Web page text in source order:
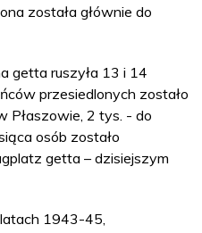
została głównie do
getta ruszyła 13 i 14
przesiedlonych zostało
Płaszowie, 2 tys. - do
osób zostało
getta – dzisiejszym
1943-45,